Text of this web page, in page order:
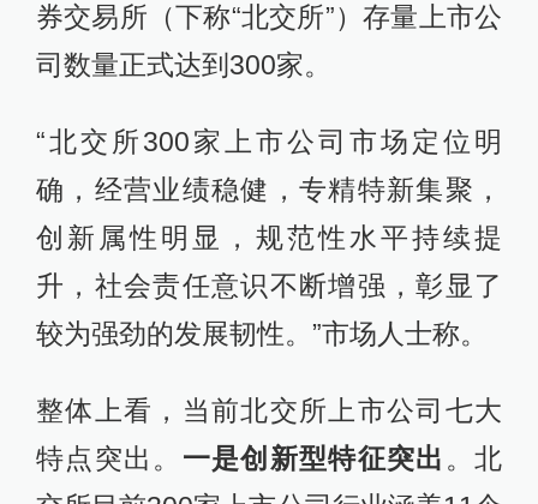
券交易所（下称“北交所”）存量上市公
司数量正式达到300家。
“北交所300家上市公司市场定位明
确，经营业绩稳健，专精特新集聚，
创新属性明显，规范性水平持续提
升，社会责任意识不断增强，彰显了
较为强劲的发展韧性。”市场人士称。
整体上看，当前北交所上市公司七大
特点突出。 一是创新型特征突出 。北